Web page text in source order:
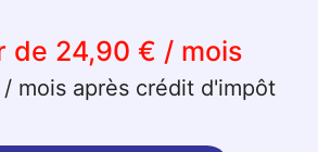
de 24,90 € / mois
mois après crédit d'impôt